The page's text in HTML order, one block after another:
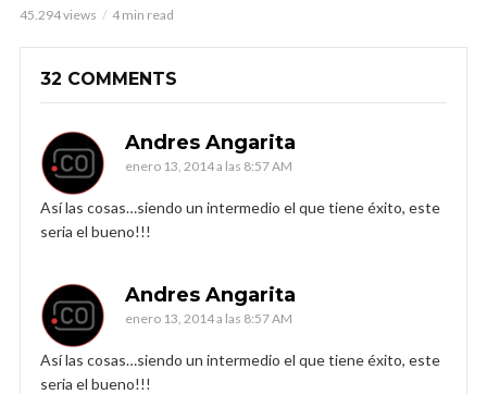
45.294 views 4 min read
32 COMMENTS
Andres Angarita
enero 13, 2014 a las 8:57 AM
Así las cosas…siendo un intermedio el que tiene éxito, este
seria el bueno!!!
Andres Angarita
enero 13, 2014 a las 8:57 AM
Así las cosas…siendo un intermedio el que tiene éxito, este
seria el bueno!!!